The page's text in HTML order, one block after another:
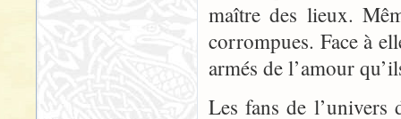
maître des lieux.
corrompues. Face à
armés de l’amour
Les fans de l’univers